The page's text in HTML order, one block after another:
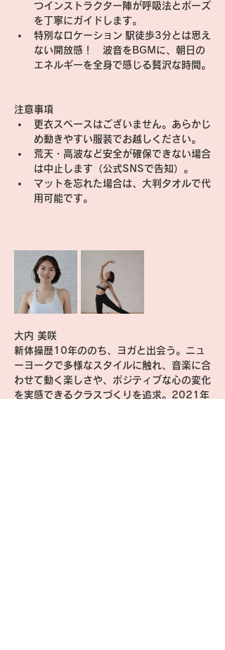
つインストラクター陣が呼吸法とポーズ
を丁寧にガイドします。
特別なロケーション 駅徒歩3分とは思え
ない開放感！　波音をBGMに、朝日の
エネルギーを全身で感じる贅沢な時間。
注意事項
更衣スペースはございません。あらかじ
め動きやすい服装でお越しください。
荒天・高波など安全が確保できない場合
は中止します（公式SNSで告知）。
マットを忘れた場合は、大判タオルで代
用可能です。
大内 美咲
新体操歴10年ののち、ヨガと出会う。ニュ
ーヨークで多様なスタイルに触れ、音楽に合
わせて動く楽しさや、ポジティブな心の変化
を実感できるクラスづくりを追求。2021年